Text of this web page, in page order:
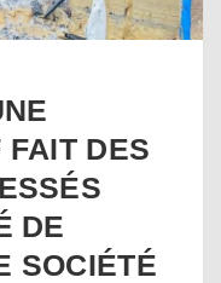
FAIT DES
DE
SOCIÉTÉ